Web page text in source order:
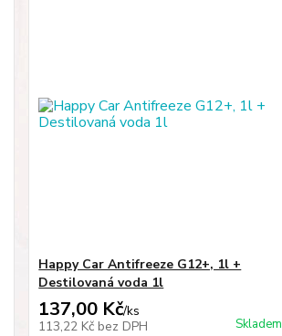
Happy Car Antifreeze G12+, 1l +
Destilovaná voda 1l
137,00 Kč/ks
113,22 Kč bez DPH Skladem